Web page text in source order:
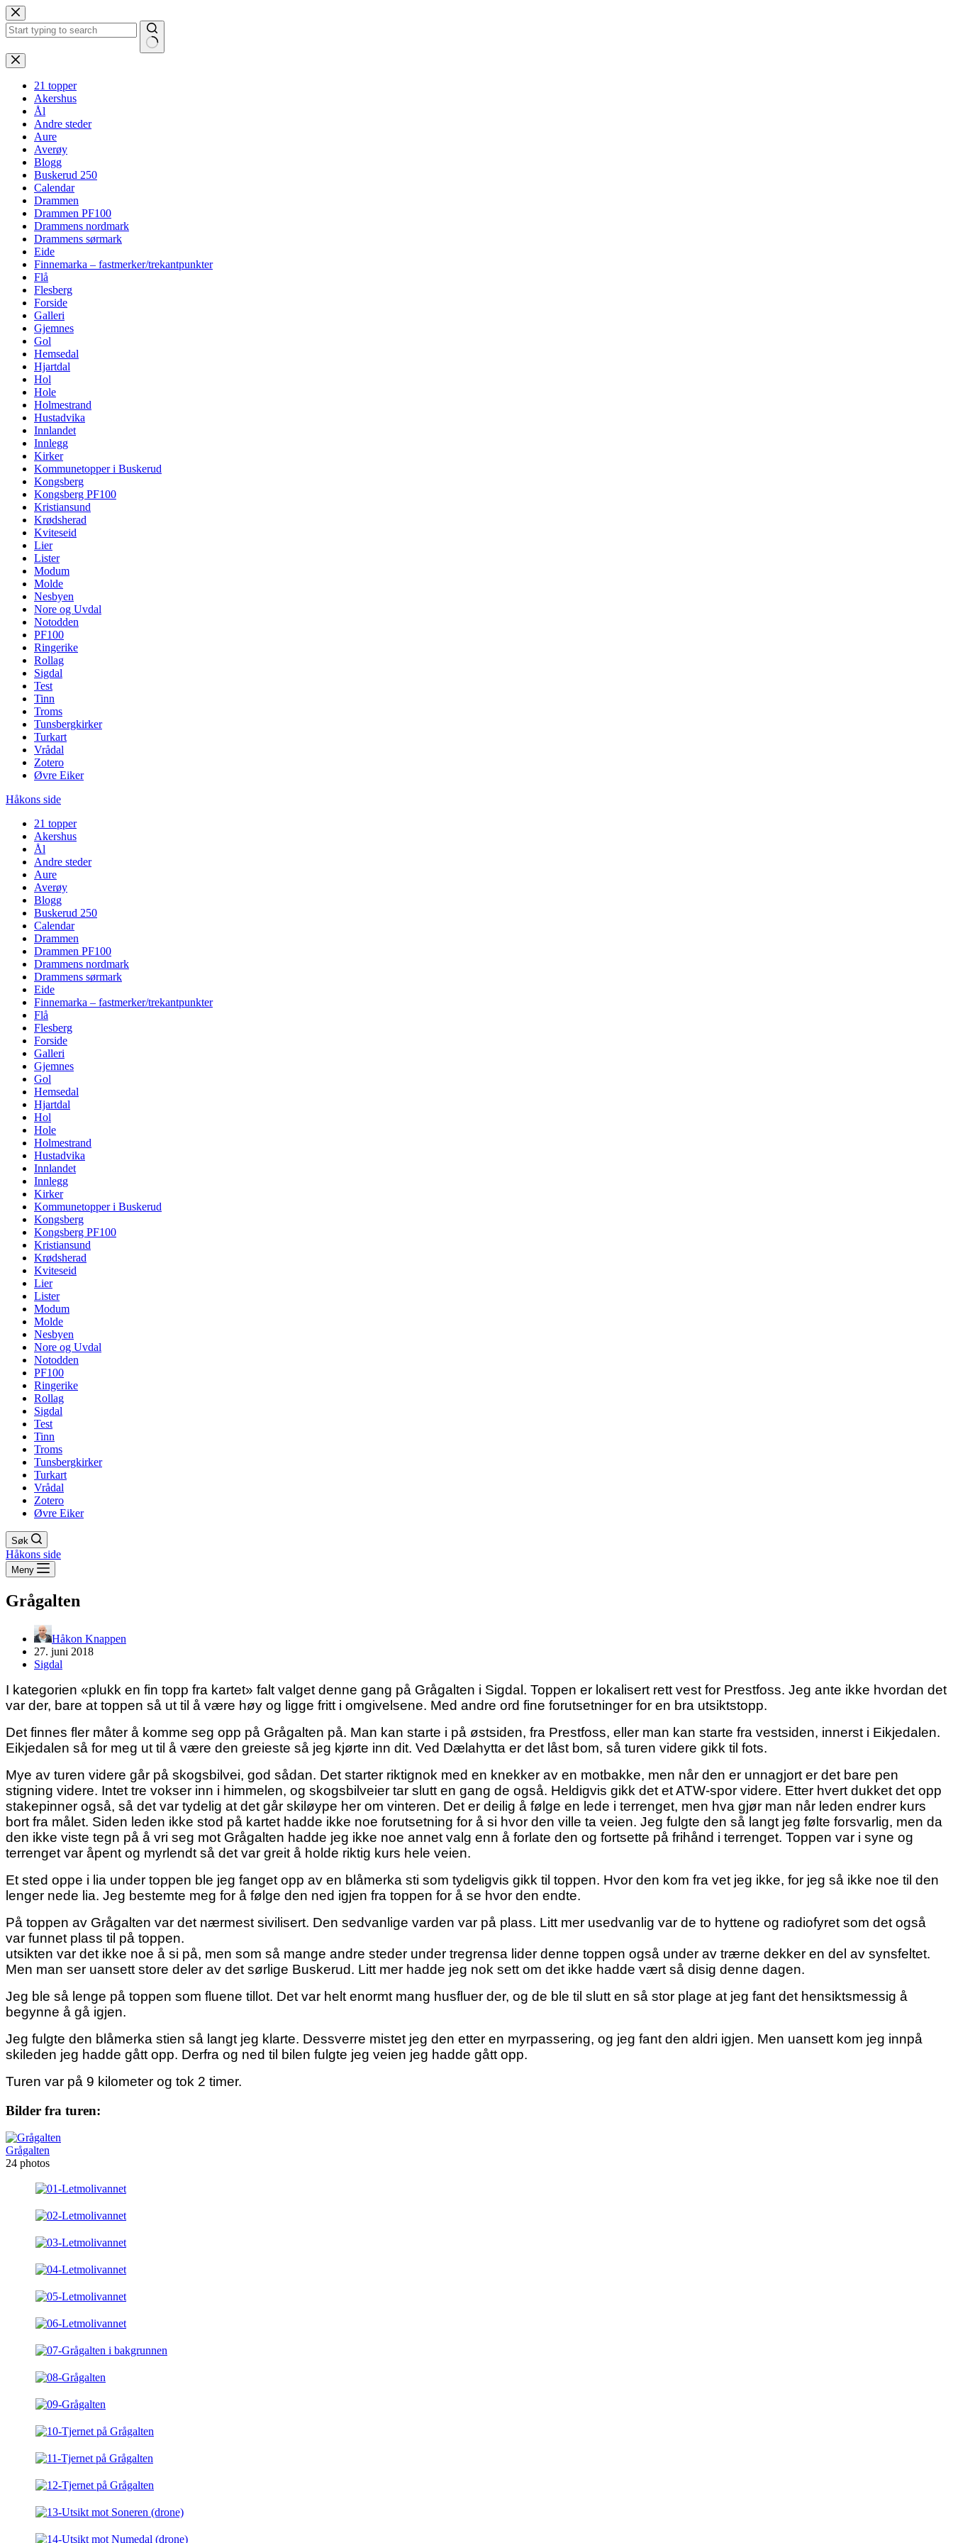
Hopp
til
innholdet
Ingen
resultater
21 topper
Akershus
Ål
Andre steder
Aure
Averøy
Blogg
Buskerud 250
Calendar
Drammen
Drammen PF100
Drammens nordmark
Drammens sørmark
Eide
Finnemarka – fastmerker/trekantpunkter
Flå
Flesberg
Forside
Galleri
Gjemnes
Gol
Hemsedal
Hjartdal
Hol
Hole
Holmestrand
Hustadvika
Innlandet
Innlegg
Kirker
Kommunetopper i Buskerud
Kongsberg
Kongsberg PF100
Kristiansund
Krødsherad
Kviteseid
Lier
Lister
Modum
Molde
Nesbyen
Nore og Uvdal
Notodden
PF100
Ringerike
Rollag
Sigdal
Test
Tinn
Troms
Tunsbergkirker
Turkart
Vrådal
Zotero
Øvre Eiker
Håkons side
21 topper
Akershus
Ål
Andre steder
Aure
Averøy
Blogg
Buskerud 250
Calendar
Drammen
Drammen PF100
Drammens nordmark
Drammens sørmark
Eide
Finnemarka – fastmerker/trekantpunkter
Flå
Flesberg
Forside
Galleri
Gjemnes
Gol
Hemsedal
Hjartdal
Hol
Hole
Holmestrand
Hustadvika
Innlandet
Innlegg
Kirker
Kommunetopper i Buskerud
Kongsberg
Kongsberg PF100
Kristiansund
Krødsherad
Kviteseid
Lier
Lister
Modum
Molde
Nesbyen
Nore og Uvdal
Notodden
PF100
Ringerike
Rollag
Sigdal
Test
Tinn
Troms
Tunsbergkirker
Turkart
Vrådal
Zotero
Øvre Eiker
Søk
Håkons side
Meny
Grågalten
Håkon Knappen
27. juni 2018
Sigdal
I kategorien «plukk en fin topp fra kartet» falt valget denne gang på Grågalten i Sigdal. Toppen er lokalisert rett vest for Prestfoss. Jeg ante ikke hvordan det
var der, bare at toppen så ut til å være høy og ligge fritt i omgivelsene. Med andre ord fine forutsetninger for en bra utsiktstopp.
Det finnes fler måter å komme seg opp på Grågalten på. Man kan starte i på østsiden, fra Prestfoss, eller man kan starte fra vestsiden, innerst i Eikjedalen.
Eikjedalen så for meg ut til å være den greieste så jeg kjørte inn dit. Ved Dælahytta er det låst bom, så turen videre gikk til fots.
Mye av turen videre går på skogsbilvei, god sådan. Det starter riktignok med en knekker av en motbakke, men når den er unnagjort er det bare pen
stigning videre. Intet tre vokser inn i himmelen, og skogsbilveier tar slutt en gang de også. Heldigvis gikk det et ATW-spor videre. Etter hvert dukket det opp
stakepinner også, så det var tydelig at det går skiløype her om vinteren. Det er deilig å følge en lede i terrenget, men hva gjør man når leden endrer kurs
bort fra målet. Siden leden ikke stod på kartet hadde ikke noe forutsetning for å si hvor den ville ta veien. Jeg fulgte den så langt jeg følte forsvarlig, men da
den ikke viste tegn på å vri seg mot Grågalten hadde jeg ikke noe annet valg enn å forlate den og fortsette på frihånd i terrenget. Toppen var i syne og
terrenget var åpent og myrlendt så det var greit å holde riktig kurs hele veien.
Et sted oppe i lia under toppen ble jeg fanget opp av en blåmerka sti som tydeligvis gikk til toppen. Hvor den kom fra vet jeg ikke, for jeg så ikke noe til den
lenger nede lia. Jeg bestemte meg for å følge den ned igjen fra toppen for å se hvor den endte.
På toppen av Grågalten var det nærmest sivilisert. Den sedvanlige varden var på plass. Litt mer usedvanlig var de to hyttene og radiofyret som det også
var funnet plass til på toppen.
utsikten var det ikke noe å si på, men som så mange andre steder under tregrensa lider denne toppen også under av trærne dekker en del av synsfeltet.
Men man ser uansett store deler av det sørlige Buskerud. Litt mer hadde jeg nok sett om det ikke hadde vært så disig denne dagen.
Jeg ble så lenge på toppen som fluene tillot. Det var helt enormt mang husfluer der, og de ble til slutt en så stor plage at jeg fant det hensiktsmessig å
begynne å gå igjen.
Jeg fulgte den blåmerka stien så langt jeg klarte. Dessverre mistet jeg den etter en myrpassering, og jeg fant den aldri igjen. Men uansett kom jeg innpå
skileden jeg hadde gått opp. Derfra og ned til bilen fulgte jeg veien jeg hadde gått opp.
Turen var på 9 kilometer og tok 2 timer.
Bilder fra turen:
Grågalten
24 photos